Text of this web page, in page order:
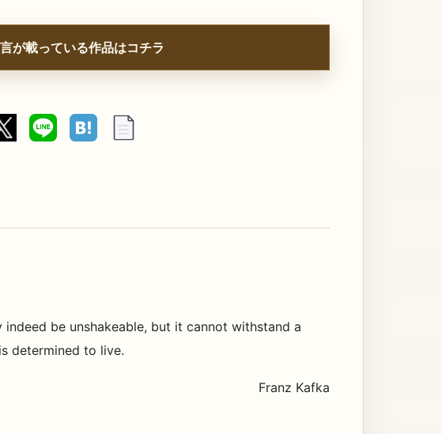
が載っている作品はコチラ
indeed be unshakeable, but it cannot withstand a
determined to live.
Franz Kafka